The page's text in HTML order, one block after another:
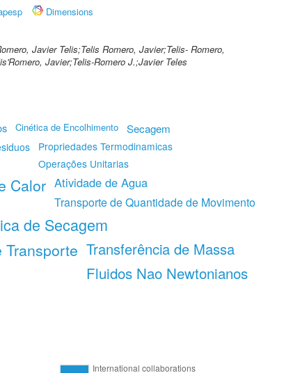
Dimensions
Javier Telis;Telis Romero, Javier;Telis- Romero,
Javier;Telis-Romero J.;Javier Teles
Cinética de Encolhimento Secagem
Propriedades Termodinamicas
Operações Unitarias
Calor Atividade de Agua
Transporte de Quantidade de Movimento
de Secagem
Transporte Transferência de Massa
Fluidos Nao Newtonianos